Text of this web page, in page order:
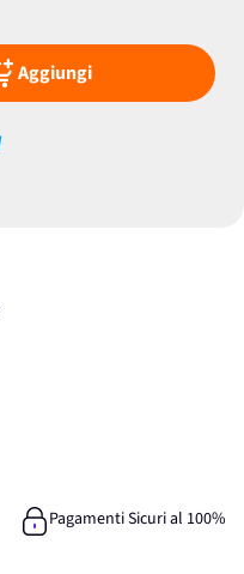
Aggiungi
Pagamenti Sicuri al 100%